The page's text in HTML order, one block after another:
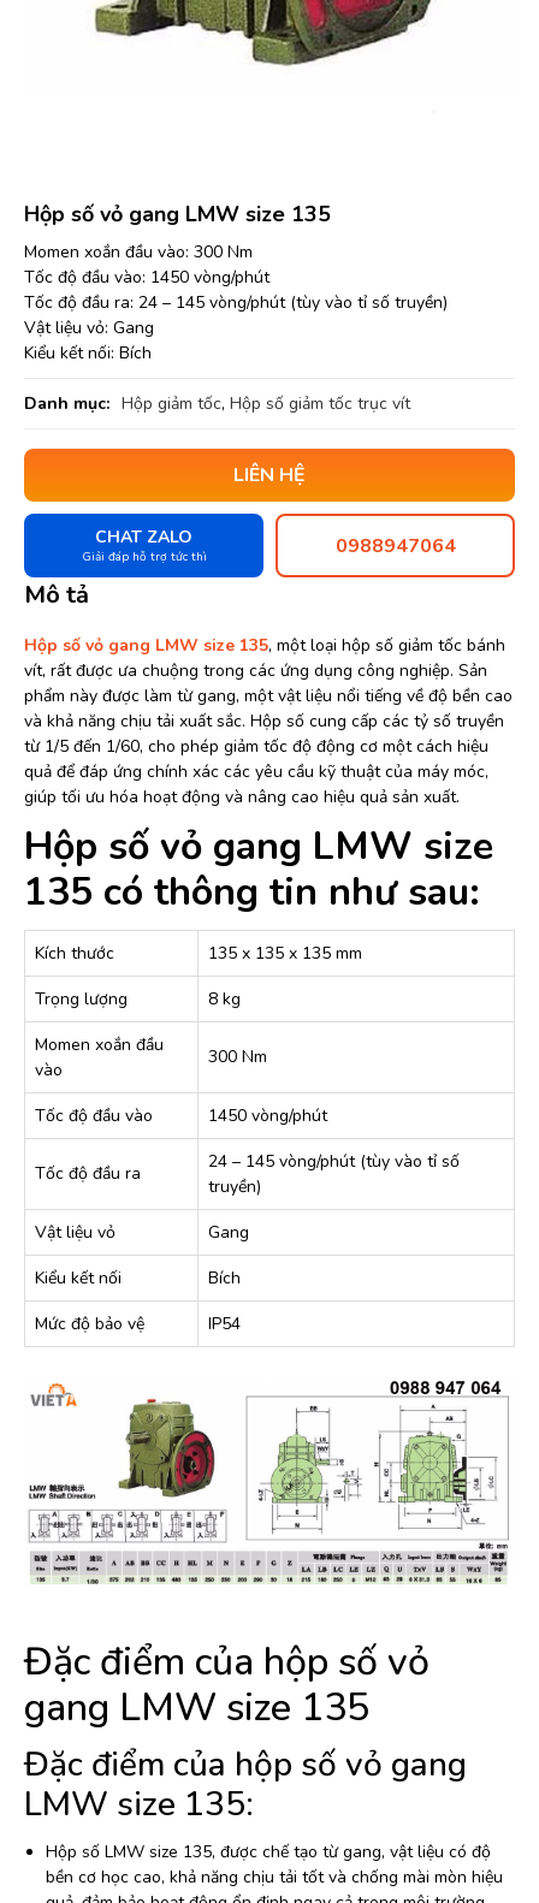
Hộp số vỏ gang LMW size 135
Momen xoắn đầu vào: 300 Nm
Tốc độ đầu vào: 1450 vòng/phút
Tốc độ đầu ra: 24 – 145 vòng/phút (tùy vào tỉ số truyền)
Vật liệu vỏ: Gang
Kiểu kết nối: Bích
Danh mục: Hộp giảm tốc, Hộp số giảm tốc trục vít
LIÊN HỆ
CHAT ZALO
Giải đáp hỗ trợ tức thì 0988947064
Mô tả
Hộp số vỏ gang LMW size 135, một loại hộp số giảm tốc bánh
vít, rất được ưa chuộng trong các ứng dụng công nghiệp. Sản
phẩm này được làm từ gang, một vật liệu nổi tiếng về độ bền cao
và khả năng chịu tải xuất sắc. Hộp số cung cấp các tỷ số truyền
từ 1/5 đến 1/60, cho phép giảm tốc độ động cơ một cách hiệu
quả để đáp ứng chính xác các yêu cầu kỹ thuật của máy móc,
giúp tối ưu hóa hoạt động và nâng cao hiệu quả sản xuất.
Hộp số vỏ gang LMW size
135 có thông tin như sau:
Kích thước
135 x 135 x 135 mm
Trọng lượng
8 kg
Momen xoắn đầu
vào
300 Nm
Tốc độ đầu vào 1450 vòng/phút
Tốc độ đầu ra
24 – 145 vòng/phút (tùy vào tỉ số
truyền)
Vật liệu vỏ
Gang
Kiểu kết nối
Bích
Mức độ bảo vệ
IP54
Đặc điểm của hộp số vỏ
gang LMW size 135
Đặc điểm của hộp số vỏ gang
LMW size 135:
Hộp số LMW size 135, được chế tạo từ gang, vật liệu có độ
bền cơ học cao, khả năng chịu tải tốt và chống mài mòn hiệu